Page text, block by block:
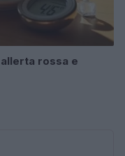
rossa e